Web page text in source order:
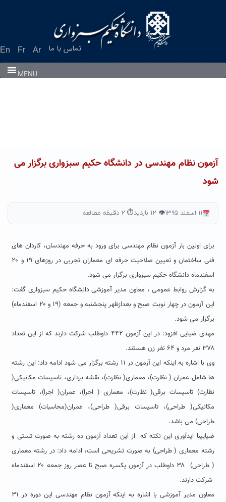
En Fr Ar تماس با ما
MENU
آزمون نظام مهندسی در دانشگاه حکیم سبزواری برگزار می
شود
۱۱ اسفند ۱۳۹۵ 👁 ۱۲ بازدید ⏱ ۲ دقیقه مطالعه
برای اولین بار آزمون نظام مهندسی برای ورود به حرفه مهندسان، کاردان های
فنی ساختمان و تعیین صلاحیت حرفه ای معماران تجربی در روزهای ۱۹ و ۲۰
اسفندماه دانشگاه حکیم سبزواری برگزار می شود.
به گزارش روابط عمومی ، معاون مدیر آموزشی دانشگاه حکیم سبزواری گفت:
این آزمون در چهار نوبت صبح و بعدازظهر پنجشنبه و جمعه (۱۹ و ۲۰ اسفندماه)
برگزار می شود.
مهدی ضیایی افزود: در این آزمون ۴۴۲ داوطلب شرکت دارند که از این تعداد
۳۷۸ نفر مرد و ۶۴ نفر زن هستند.
وی با اشاره به اینکه این آزمون در ۱۱ رشته برگزار می شود ادامه داد: این رشته
ها شامل عمران ( نظارت)، معماری( نظارت)، نقشه برداری، تاسیسات مکانیکی(
نظارت) تاسیسات برقی( نظارت)، معماری ( اجرا)، عمران( اجرا)، تاسیسات
مکانیکی( طراحی)، تاسیسات برقی( طراحی)، عمران(محاسبات) معماری(
طراحی) می باشد.
ضیاییبا ایدآوری این نکته که از این تعداد آزمون ده رشته به صورت تستی و
رشته معماری ( طراحی) به صورت تشریحی است، ادامه داد: در رشته معماری
( طراحی) ۳۸ داوطلب در آزمون یکسره صبح تا عصر روز جمعه ۲۰ اسفندماه
شرکت دارند.
معاون مدیر آموزشی با اشاره به اینکه آزمون نظام مهندسی این دوره در ۳۱